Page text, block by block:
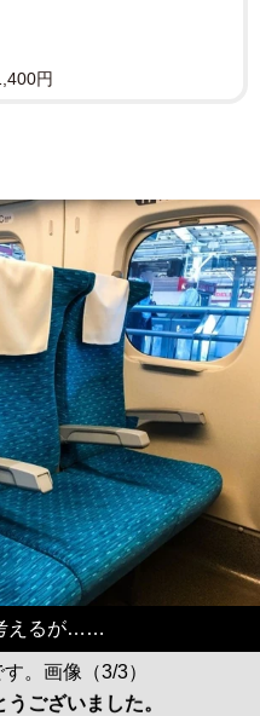
円
えるが……
。画像（3/3）
ございました。